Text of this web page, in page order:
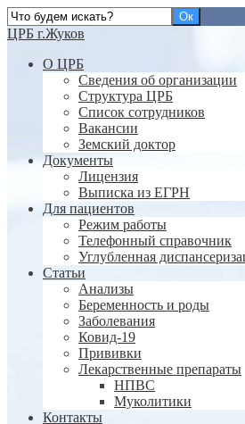
ЦРБ г.Жуков
О ЦРБ
Сведения об организации
Структура ЦРБ
Список сотрудников
Вакансии
Земский доктор
Документы
Лицензия
Выписка из ЕГРН
Для пациентов
Режим работы
Телефонный справочник
Углубленная
Статьи
Анализы
Беременность и роды
Заболевания
Ковид-19
Прививки
Лекарственные препараты
НПВС
Муколитики
Контакты